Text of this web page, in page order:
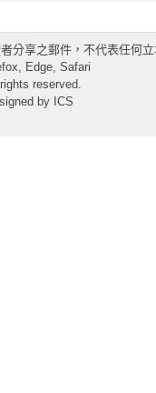
分享之郵件，不代表任何
Edge, Safari
reserved.
by ICS